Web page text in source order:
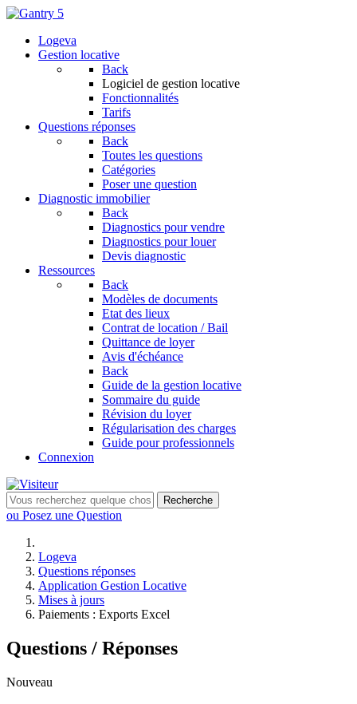
Logeva
Gestion locative
Back
Logiciel de gestion locative
Fonctionnalités
Tarifs
Questions réponses
Back
Toutes les questions
Catégories
Poser une question
Diagnostic immobilier
Back
Diagnostics pour vendre
Diagnostics pour louer
Devis diagnostic
Ressources
Back
Modèles de documents
Etat des lieux
Contrat de location / Bail
Quittance de loyer
Avis d'échéance
Back
Guide de la gestion locative
Sommaire du guide
Révision du loyer
Régularisation des charges
Guide pour professionnels
Connexion
Recherche
ou Posez une Question
Logeva
Questions réponses
Application Gestion Locative
Mises à jours
Paiements : Exports Excel
Questions / Réponses
Nouveau